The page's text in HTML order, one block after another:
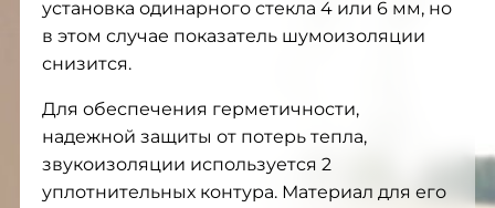
установка одинарного стекла 4 или 6 мм, но
в этом случае показатель шумоизоляции
снизится.
Для обеспечения герметичности,
надежной защиты от потерь тепла,
звукоизоляции используется 2
уплотнительных контура. Материал для его